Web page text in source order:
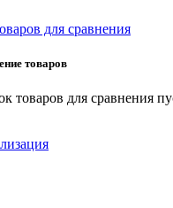
для сравнения
товаров
товаров для сравнения